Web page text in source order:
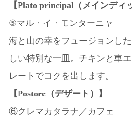
【Plato principal（メインディ
⑤マル・イ・モンターニャ
海と山の幸をフュージョンし
しい特別な一皿。チキンと車
レートでコクを出します。
【Postore（デザート）】
⑥クレマカタラナ／カフェ